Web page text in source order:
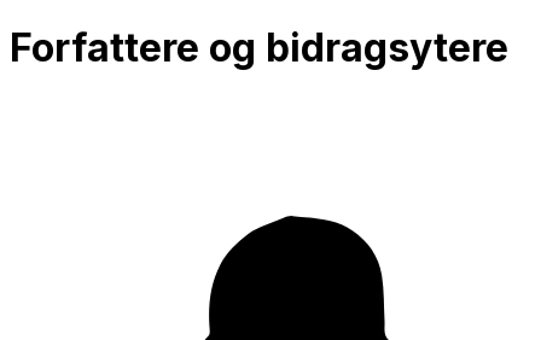
Forfattere og bidragsytere